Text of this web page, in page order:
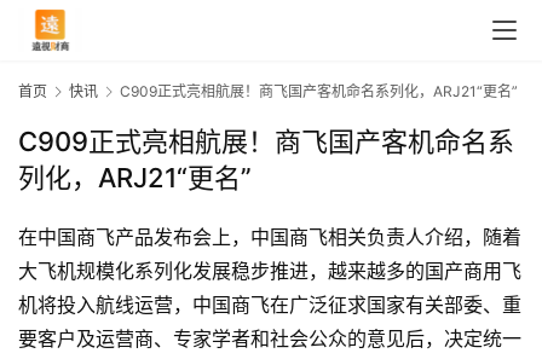
首
页
首页 快讯 C909正式亮相航展！商飞国产客机命名系列化，ARJ21“更名”
C909正式亮相航展！商飞国产客机命名系
列化，ARJ21“更名”
在中国商飞产品发布会上，中国商飞相关负责人介绍，随着
大飞机规模化系列化发展稳步推进，越来越多的国产商用飞
机将投入航线运营，中国商飞在广泛征求国家有关部委、重
要客户及运营商、专家学者和社会公众的意见后，决定统一